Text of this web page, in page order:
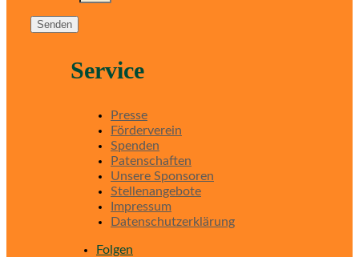
Senden
Service
Presse
Förderverein
Spenden
Patenschaften
Unsere Sponsoren
Stellenangebote
Impressum
Datenschutzerklärung
Folgen